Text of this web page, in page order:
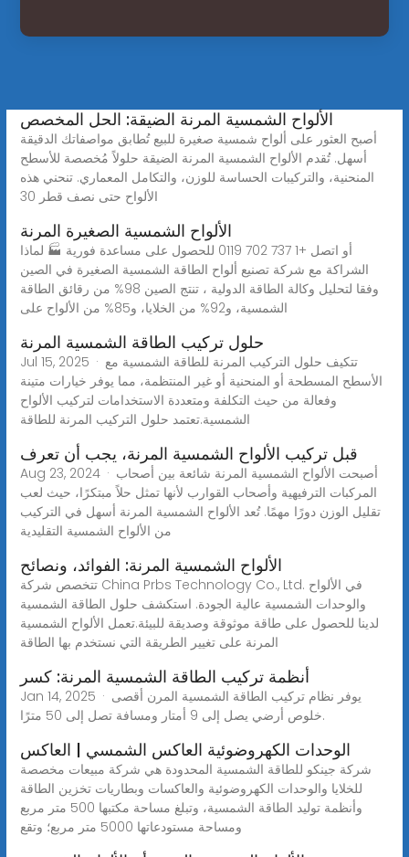
الألواح الشمسية المرنة الضيقة: الحل المخصص
أصبح العثور على ألواح شمسية صغيرة للبيع تُطابق مواصفاتك الدقيقة
أسهل. تُقدم الألواح الشمسية المرنة الضيقة حلولاً مُخصصة للأسطح
المنحنية، والتركيبات الحساسة للوزن، والتكامل المعماري. تنحني هذه
الألواح حتى نصف قطر 30
الألواح الشمسية الصغيرة المرنة
أو اتصل +1 737 702 0119 للحصول على مساعدة فورية 🏭 لماذا
الشراكة مع شركة تصنيع ألواح الطاقة الشمسية الصغيرة في الصين
وفقا لتحليل وكالة الطاقة الدولية ، تنتج الصين 98% من رقائق الطاقة
الشمسية، و92% من الخلايا، و85% من الألواح على
حلول تركيب الطاقة الشمسية المرنة
Jul 15, 2025 · تتكيف حلول التركيب المرنة للطاقة الشمسية مع
الأسطح المسطحة أو المنحنية أو غير المنتظمة، مما يوفر خيارات متينة
وفعالة من حيث التكلفة ومتعددة الاستخدامات لتركيب الألواح
الشمسية.تعتمد حلول التركيب المرنة للطاقة
قبل تركيب الألواح الشمسية المرنة، يجب أن تعرف
Aug 23, 2024 · أصبحت الألواح الشمسية المرنة شائعة بين أصحاب
المركبات الترفيهية وأصحاب القوارب لأنها تمثل حلاً مبتكرًا، حيث لعب
تقليل الوزن دورًا مهمًا. تُعد الألواح الشمسية المرنة أسهل في التركيب
من الألواح الشمسية التقليدية
الألواح الشمسية المرنة: الفوائد، ونصائح
تتخصص شركة China Prbs Technology Co., Ltd. في الألواح
والوحدات الشمسية عالية الجودة. استكشف حلول الطاقة الشمسية
لدينا للحصول على طاقة موثوقة وصديقة للبيئة.تعمل الألواح الشمسية
المرنة على تغيير الطريقة التي نستخدم بها الطاقة
أنظمة تركيب الطاقة الشمسية المرنة: كسر
Jan 14, 2025 · يوفر نظام تركيب الطاقة الشمسية المرن أقصى
خلوص أرضي يصل إلى 9 أمتار ومسافة تصل إلى 50 مترًا.
الوحدات الكهروضوئية العاكس الشمسي | العاكس
شركة جينكو للطاقة الشمسية المحدودة هي شركة مبيعات مخصصة
للخلايا والوحدات الكهروضوئية والعاكسات وبطاريات تخزين الطاقة
وأنظمة توليد الطاقة الشمسية، وتبلغ مساحة مكتبها 500 متر مربع
ومساحة مستودعاتها 5000 متر مربع؛ وتقع